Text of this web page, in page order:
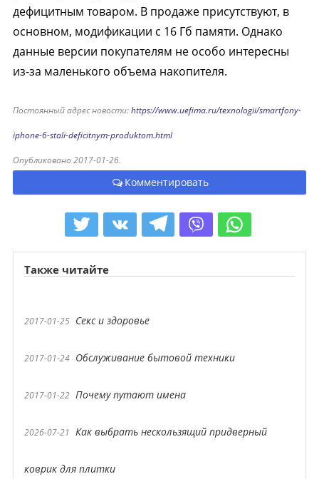
дефицитным товаром. В продаже присутствуют, в
основном, модификации с 16 Гб памяти. Однако
данные версии покупателям не особо интересны
из-за маленького объема накопителя.
Постоянный адрес новости:https://www.uefima.ru/texnologii/smartfony-
iphone-6-stali-deficitnym-produktom.html
Опубликовано 2017-01-26.
Комментировать
Также читайте
2017-01-25 Секс и здоровье
2017-01-24 Обслуживание бытовой техники
2017-01-22 Почему путают имена
2026-07-21 Как выбрать нескользящий придверный
коврик для плитки